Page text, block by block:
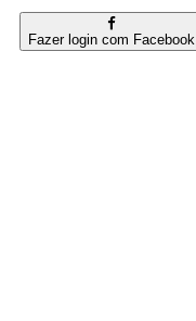
Fazer login com Facebook